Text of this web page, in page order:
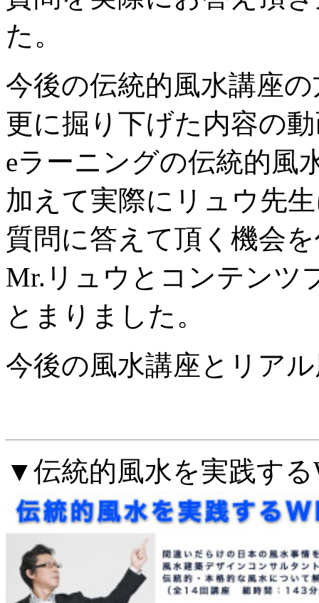
た。
今後の伝統的風水講座
更に掘り下げた内容の
eラーニングの伝統的風
加えて実際にリュウ先
質問に答えて頂く機会
Mr.リュウとコンテンツ
とまりました。
今後の風水講座とリア
▼伝統的風水を実践する